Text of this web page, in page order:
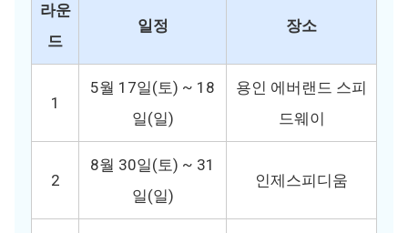
라운
드
일정 장소
1
5월 17일(토) ~ 18
일(일)
용인 에버랜드 스피
드웨이
2
8월 30일(토) ~ 31
일(일)
인제스피디움